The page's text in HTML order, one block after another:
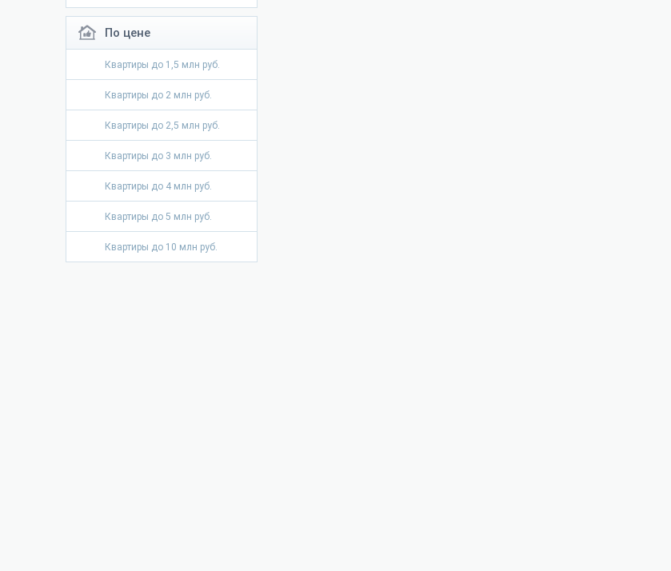
По цене
Квартиры до 1,5 млн руб.
Квартиры до 2 млн руб.
Квартиры до 2,5 млн руб.
Квартиры до 3 млн руб.
Квартиры до 4 млн руб.
Квартиры до 5 млн руб.
Квартиры до 10 млн руб.